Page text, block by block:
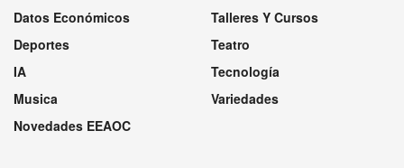
Datos Económicos
Deportes
IA
Musica
Novedades EEAOC
Talleres Y Cursos
Teatro
Tecnología
Variedades